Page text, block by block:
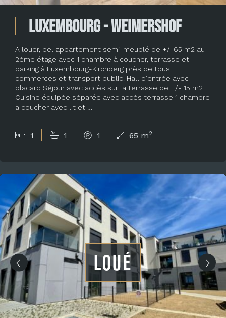
Luxembourg - Weimershof
A louer, bel appartement semi-meublé de +/-65 m2 au
2ème étage avec 1 chambre à coucher, terrasse et
parking à Luxembourg-Kirchberg près de tous
commerces et transport public. Hall d’entrée avec
placard Séjour avec accès sur la terrasse de +/- 15 m2
Cuisine équipée séparée avec accès terrasse 1 chambre
à coucher avec lit et …
1 1 1 65 m2
LOUÉ